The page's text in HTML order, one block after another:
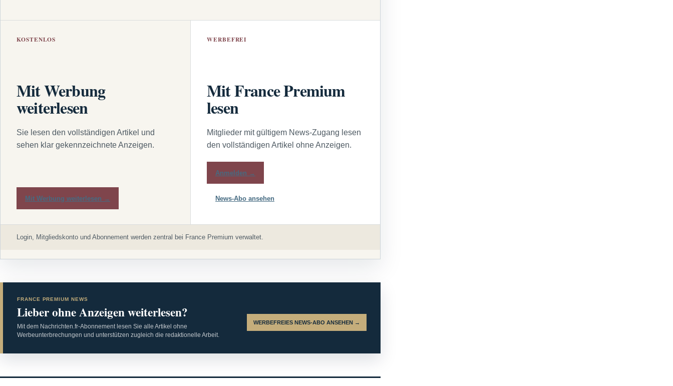
KOSTENLOS
Mit Werbung
weiterlesen
Sie lesen den vollständigen Artikel und
sehen klar gekennzeichnete Anzeigen.
Mit Werbung weiterlesen →
WERBEFREI
Mit France Premium
lesen
Mitglieder mit gültigem News-Zugang lesen
den vollständigen Artikel ohne Anzeigen.
Anmelden →
News-Abo ansehen
Login, Mitgliedskonto und Abonnement werden zentral bei France Premium verwaltet.
FRANCE PREMIUM NEWS
Lieber ohne Anzeigen weiterlesen?
Mit dem Nachrichten.fr-Abonnement lesen Sie alle Artikel ohne
Werbeunterbrechungen und unterstützen zugleich die redaktionelle Arbeit.
WERBEFREIES NEWS-ABO ANSEHEN →